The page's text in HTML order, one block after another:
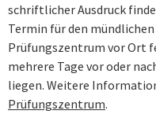
schriftlicher Ausdruck
Termin für den
Prüfungszentrum vor Ort
mehrere Tage vor oder
liegen. Weitere
Prüfungszentrum.